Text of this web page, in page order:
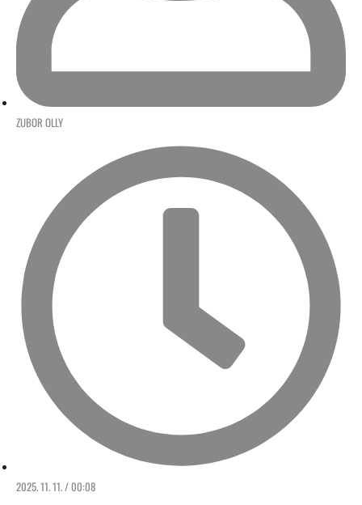
ZUBOR OLLY
2025. 11. 11. / 00:08